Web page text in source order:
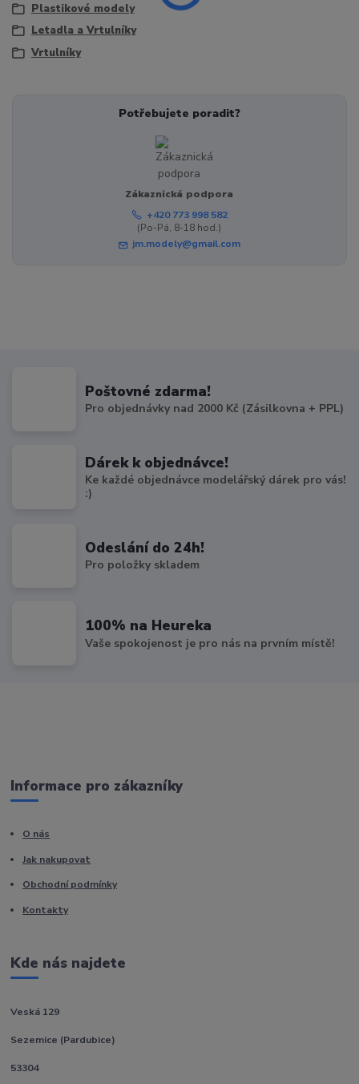
Plastikové modely
Letadla a Vrtulníky
Vrtulníky
Potřebujete poradit?
Zákaznická podpora
+420 773 998 582
(Po-Pá, 8-18 hod.)
jm.modely@gmail.com
Poštovné zdarma!
Pro objednávky nad 2000 Kč (Zásilkovna + PPL)
Dárek k objednávce!
Ke každé objednávce modelářský dárek pro vás!
:)
Odeslání do 24h!
Pro položky skladem
100% na Heureka
Vaše spokojenost je pro nás na prvním místě!
Informace pro zákazníky
O nás
Jak nakupovat
Obchodní podmínky
Kontakty
Kde nás najdete
Veská 129
Sezemice (Pardubice)
53304